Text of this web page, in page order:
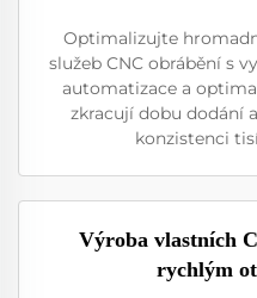
Optimalizujte
služeb CNC obrábění s
automatizace a
zkracují dobu dodání
konzistenci
Výroba vlastních
rychlým